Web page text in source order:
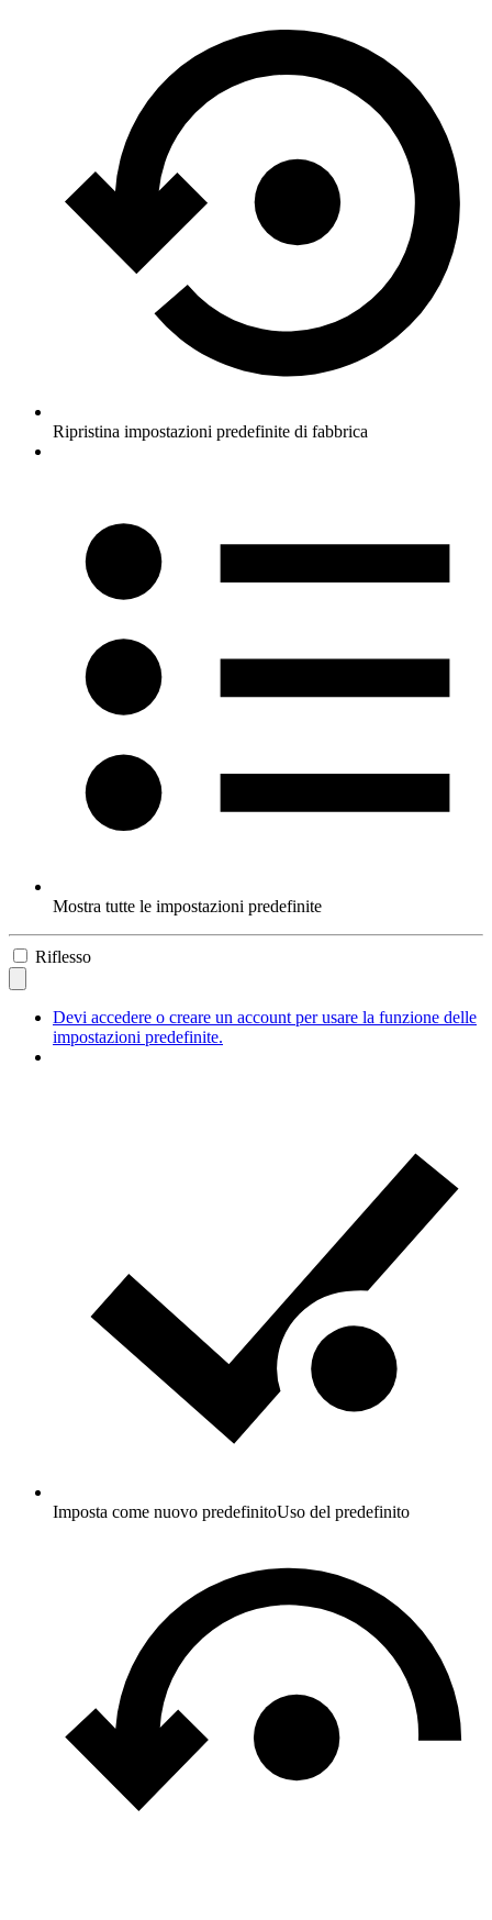
Ripristina impostazioni predefinite di fabbrica
Mostra tutte le impostazioni predefinite
Riflesso
Devi accedere o creare un account per usare la funzione delle
impostazioni predefinite.
Imposta come nuovo predefinitoUso del predefinito